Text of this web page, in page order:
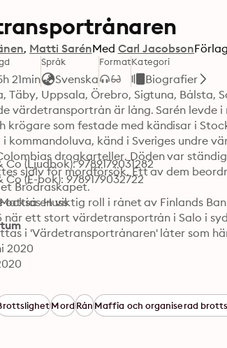
Matti SarénMed Carl JacobsonFörlag
21min
Språk
Svenska
FormatKategori
Biografier
Täby, Uppsala, Örebro, Sigtuna, Bålsta,
värdetransportrån är lång. Sarén levde
krögare som festade med kändisar i
kommandoluva, känd i Sveriges undre
drogkarteller. Döden var
själv för mordförsök. Ett av dem
Brödraskapet.
också en viktig roll i rånet av Finlands
när ett stort värdetransportrån i Salo i
i 'Värdetransportrånaren' låter som
(Ljudbok): 9789179031282
(E-bok): 9789179032722
Huss
2020
Mord RånMaffia och organiserad